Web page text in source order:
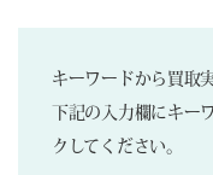
キーワードから買取
下記の入力欄にキー
クしてください。